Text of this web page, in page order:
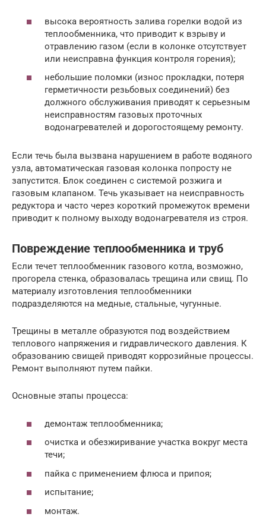
высока вероятность залива горелки водой из
теплообменника, что приводит к взрыву и
отравлению газом (если в колонке отсутствует
или неисправна функция контроля горения);
небольшие поломки (износ прокладки, потеря
герметичности резьбовых соединений) без
должного обслуживания приводят к серьезным
неисправностям газовых проточных
водонагревателей и дорогостоящему ремонту.
Если течь была вызвана нарушением в работе водяного
узла, автоматическая газовая колонка попросту не
запустится. Блок соединен с системой розжига и
газовым клапаном. Течь указывает на неисправность
редуктора и часто через короткий промежуток времени
приводит к полному выходу водонагревателя из строя.
Повреждение теплообменника и труб
Если течет теплообменник газового котла, возможно,
прогорела стенка, образовалась трещина или свищ. По
материалу изготовления теплообменники
подразделяются на медные, стальные, чугунные.
Трещины в металле образуются под воздействием
теплового напряжения и гидравлического давления. К
образованию свищей приводят коррозийные процессы.
Ремонт выполняют путем пайки.
Основные этапы процесса:
демонтаж теплообменника;
очистка и обезжиривание участка вокруг места
течи;
пайка с применением флюса и припоя;
испытание;
монтаж.